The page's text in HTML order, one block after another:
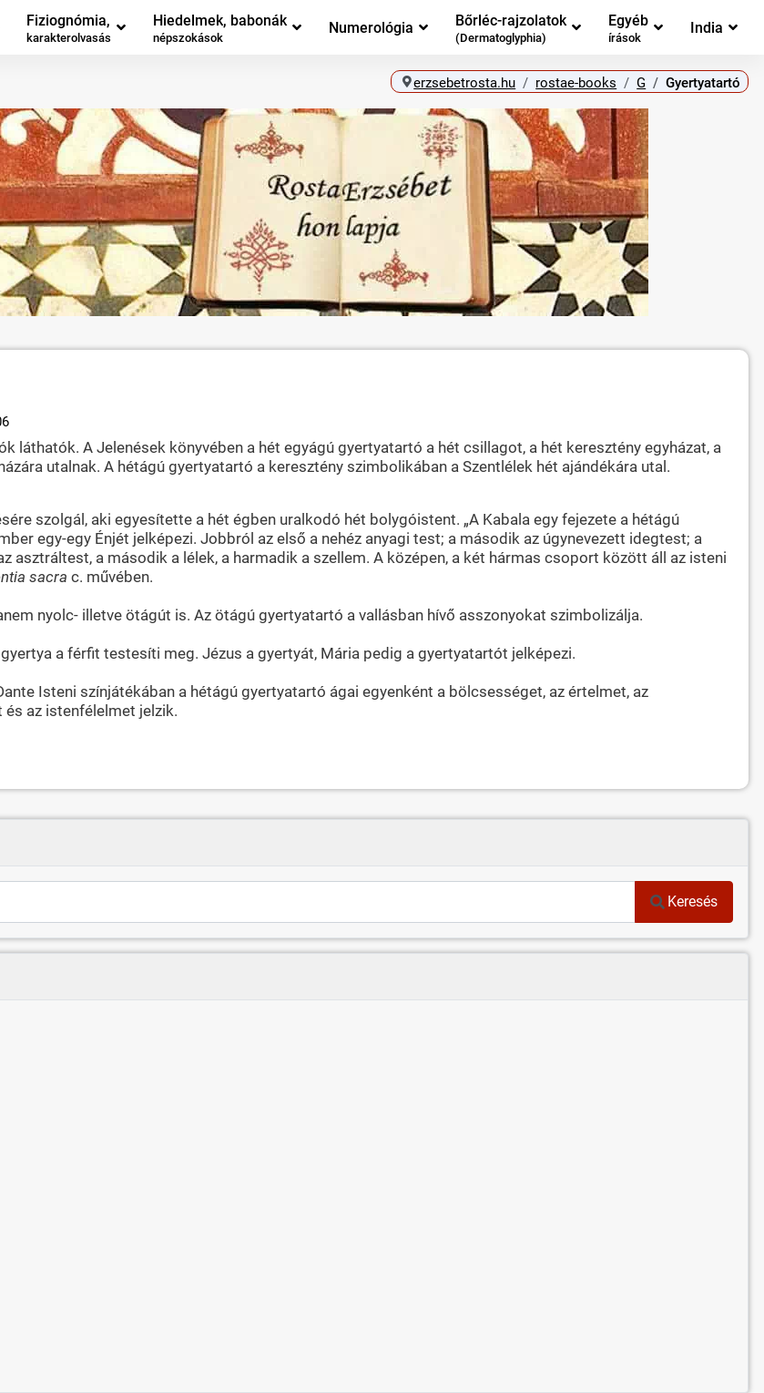
Fiziognómia,
karakterolvasás
Hiedelmek, babonák
népszokások
Numerológia Bőrléc-rajzolatok
(Dermatoglyphia)
Egyéb
írások
India
erzsebetrosta.hu rostae-books G Gyertyatartó
A Jelenések könyvében a hét egyágú gyertyatartó a hét csillagot, a hét keresztény egyházat, a
utalnak. A hétágú gyertyatartó a keresztény szimbolikában a Szentlélek hét ajándékára utal.
szolgál, aki egyesítette a hét égben uralkodó hét bolygóistent. „A Kabala egy fejezete a hétágú
egy-egy Énjét jelképezi. Jobbról az első a nehéz anyagi test; a második az úgynevezett idegtest; a
asztráltest, a második a lélek, a harmadik a szellem. A középen, a két hármas csoport között áll az isteni
sacra c. művében.
nyolc- illetve ötágút is. Az ötágú gyertyatartó a vallásban hívő asszonyokat szimbolizálja.
a férfit testesíti meg. Jézus a gyertyát, Mária pedig a gyertyatartót jelképezi.
Isteni színjátékában a hétágú gyertyatartó ágai egyenként a bölcsességet, az értelmet, az
az istenfélelmet jelzik.
Keresés